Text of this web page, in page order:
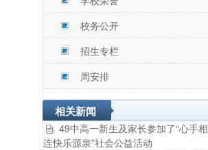
校务公开
招生专栏
周安排
相关新闻
49中高一新生及家长参加了“心手相
连快乐源泉”社会公益活动